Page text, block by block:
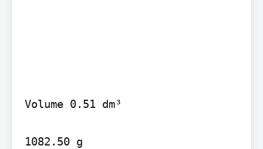
Volume 0.51 dm³
1082.50 g